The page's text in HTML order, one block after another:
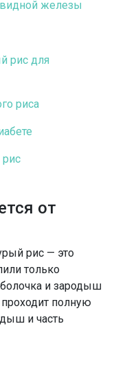
железы
рис для
риса
от
рис — это
только
и зародыш
полную
и часть